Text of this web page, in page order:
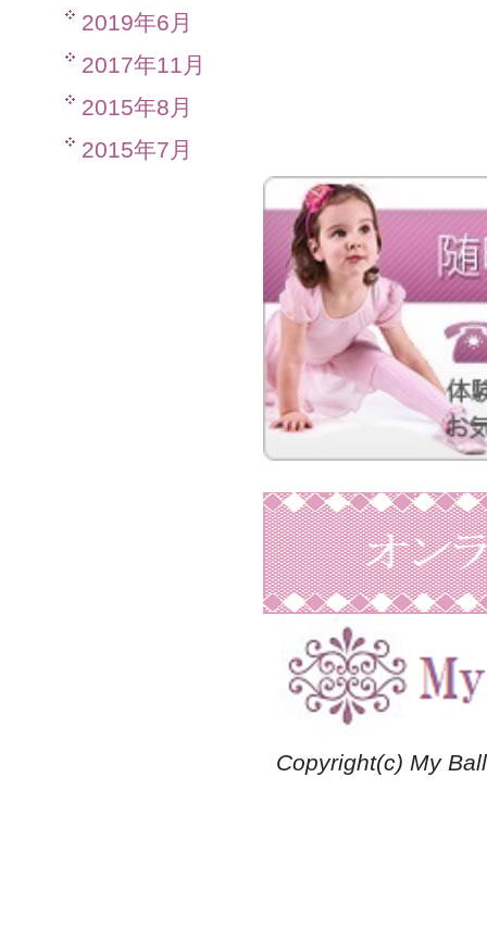
2019年6月
2017年11月
2015年8月
2015年7月
Copyright(c) My